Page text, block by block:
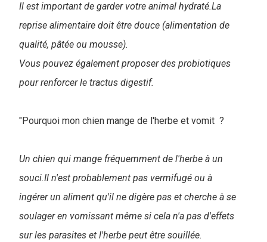
Il est important de garder votre animal hydraté.La
reprise alimentaire doit être douce (alimentation de
qualité, pâtée ou mousse).
Vous pouvez également proposer des probiotiques
pour renforcer le tractus digestif.
"Pourquoi mon chien mange de l'herbe et vomit ?
Un chien qui mange fréquemment de l'herbe à un
souci.Il n'est probablement pas vermifugé ou à
ingérer un aliment qu'il ne digère pas et cherche à se
soulager en vomissant même si cela n'a pas d'effets
sur les parasites et l'herbe peut être souillée.